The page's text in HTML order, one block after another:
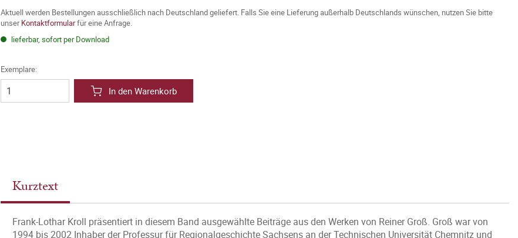
Aktuell werden Bestellungen ausschließlich nach Deutschland geliefert. Falls Sie eine Lieferung außerhalb Deutschlands wünschen, nutzen Sie bitte
unserKontaktformularfür eine Anfrage.
lieferbar, sofort per Download
Exemplare:
In den Warenkorb
Kurztext
Frank-Lothar Kroll präsentiert in diesem Band ausgewählte Beiträge aus den Werken von Reiner Groß. Groß war von
1994 bis 2002 Inhaber der Professur für Regionalgeschichte Sachsens an der Technischen Universität Chemnitz und